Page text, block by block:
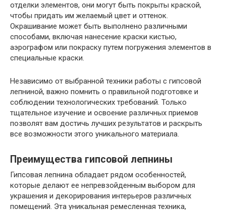
отделки элементов, они могут быть покрыты краской,
чтобы придать им желаемый цвет и оттенок.
Окрашивание может быть выполнено различными
способами, включая нанесение краски кистью,
аэрографом или покраску путем погружения элементов в
специальные краски.
Независимо от выбранной техники работы с гипсовой
лепниной, важно помнить о правильной подготовке и
соблюдении технологических требований. Только
тщательное изучение и освоение различных приемов
позволят вам достичь лучших результатов и раскрыть
все возможности этого уникального материала.
Преимущества гипсовой лепнины
Гипсовая лепнина обладает рядом особенностей,
которые делают ее непревзойденным выбором для
украшения и декорирования интерьеров различных
помещений. Эта уникальная ремесленная техника,